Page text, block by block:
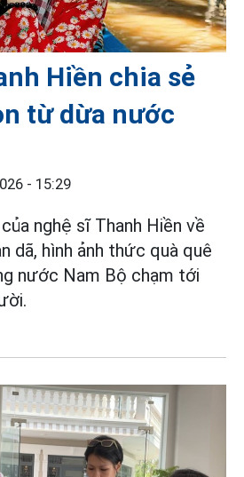
Hiền chia sẻ
từ dừa nước
- 15:29
nghệ sĩ Thanh Hiền về
dã, hình ảnh thức quà quê
nước Nam Bộ chạm tới